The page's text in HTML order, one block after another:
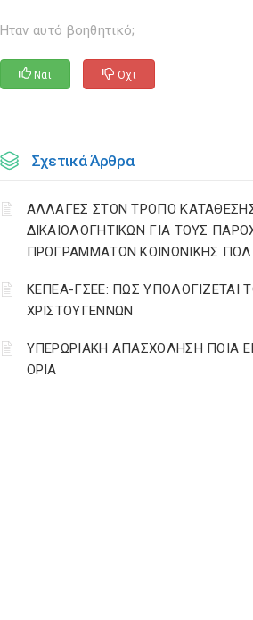
Ηταν αυτό βοηθητικό;
Ναι Οχι
Σχετικά Άρθρα
ΑΛΛΑΓΕΣ ΣΤΟΝ ΤΡΟΠΟ ΚΑΤΑΘΕΣΗΣ
ΔΙΚΑΙΟΛΟΓΗΤΙΚΩΝ ΓΙΑ ΤΟΥΣ
ΠΡΟΓΡΑΜΜΑΤΩΝ ΚΟΙΝΩΝΙΚΗΣ
ΚΕΠΕΑ-ΓΣΕΕ: ΠΩΣ ΥΠΟΛΟΓΙΖΕΤΑΙ
ΧΡΙΣΤΟΥΓΕΝΝΩΝ
ΥΠΕΡΩΡΙΑΚΗ ΑΠΑΣΧΟΛΗΣΗ ΠΟΙΑ
ΟΡΙΑ